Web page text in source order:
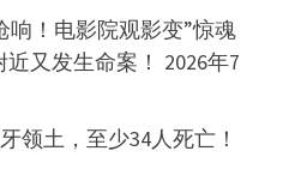
响！电影院观影变”惊魂
近又发生命案！ 2026年7
领土，至少34人死亡！